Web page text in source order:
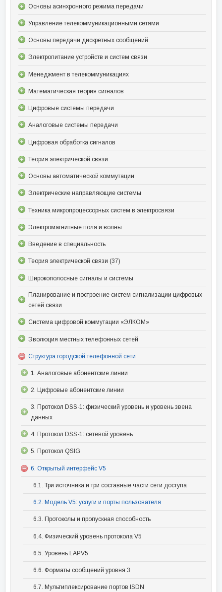
Основы асинхронного режима передачи
Управление телекоммуникационными сетями
Основы передачи дискретных сообщений
Электропитание устройств и систем связи
Менеджмент в телекоммуникациях
Математическая теория сигналов
Цифровые системы передачи
Аналоговые системы передачи
Цифровая обработка сигналов
Теория электрической связи
Основы автоматической коммутации
Электрические направляющие системы
Техника микропроцессорных систем в электросвязи
Электромагнитные поля и волны
Введение в специальность
Теория электрической связи (37)
Широкополосные сигналы и системы
Планирование и построение систем сигнализации цифровых
сетей связи
Система цифровой коммутации «ЭЛКОМ»
Эволюция местных телефонных сетей
Структура городской телефонной сети
1. Аналоговые абонентские линии
2. Цифровые абонентские линии
3. Протокол DSS-1: физический уровень и уровень звена
данных
4. Протокол DSS-1: сетевой уровень
5. Протокол QSIG
6. Открытый интерфейс V5
6.1. Три источника и три составные части сети доступа
6.2. Модель V5: услуги и порты пользователя
6.3. Протоколы и пропускная способность
6.4. Физический уровень протокола V5
6.5. Уровень LAPV5
6.6. Форматы сообщений уровня 3
6.7. Мультиплексирование портов ISDN